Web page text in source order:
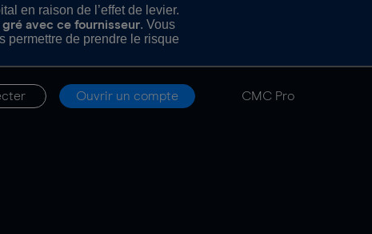
en raison de l’effet de levier.
avec ce fournisseur. Vous
permettre de prendre le risque
Ouvrir un compte CMC Pro